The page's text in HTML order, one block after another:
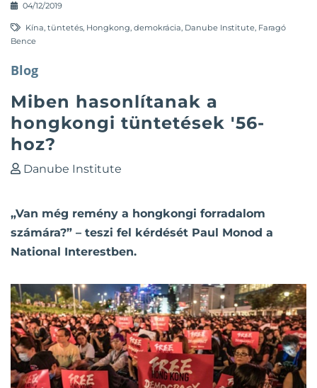
04/12/2019
Kína, tüntetés, Hongkong, demokrácia, Danube Institute, Faragó
Bence
Blog
Miben hasonlítanak a
hongkongi tüntetések '56-
hoz?
Danube Institute
„Van még remény a hongkongi forradalom
számára?” – teszi fel kérdését Paul Monod a
National Interestben.